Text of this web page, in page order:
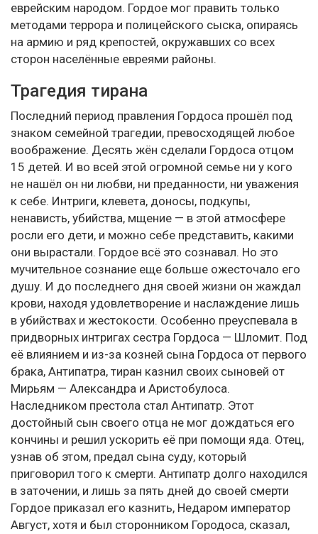
еврейским народом. Гордое мог править только
методами террора и полицейского сыска, опираясь
на армию и ряд крепостей, окружавших со всех
сторон населённые евреями районы.
Трагедия тирана
Последний период правления Гордоса прошёл под
знаком семейной трагедии, превосходящей любое
воображение. Десять жён сделали Гордоса отцом
15 детей. И во всей этой огромной семье ни у кого
не нашёл он ни любви, ни преданности, ни уважения
к себе. Интриги, клевета, доносы, подкупы,
ненависть, убийства, мщение — в этой атмосфере
росли его дети, и можно себе представить, какими
они вырастали. Гордое всё это сознавал. Но это
мучительное сознание еще больше ожесточало его
душу. И до последнего дня своей жизни он жаждал
крови, находя удовлетворение и наслаждение лишь
в убийствах и жестокости. Особенно преуспевала в
придворных интригах сестра Гордоса — Шломит. Под
её влиянием и из-за козней сына Гордоса от первого
брака, Антипатра, тиран казнил своих сыновей от
Мирьям — Александра и Аристобулоса.
Наследником престола стал Антипатр. Этот
достойный сын своего отца не мог дождаться его
кончины и решил ускорить её при помощи яда. Отец,
узнав об этом, предал сына суду, который
приговорил того к смерти. Антипатр долго находился
в заточении, и лишь за пять дней до своей смерти
Гордое приказал его казнить, Недаром император
Август, хотя и был сторонником Городоса, сказал,